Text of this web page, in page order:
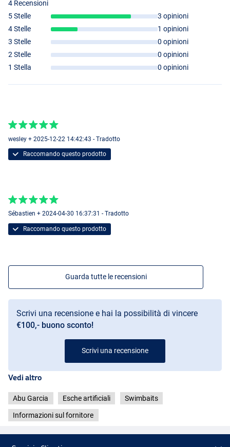
Red Sucker
4 Recensioni
5 Stelle
3 opinioni
4 Stelle
1 opinioni
3 Stelle
0 opinioni
2 Stelle
0 opinioni
1 Stella
0 opinioni
wesley + 2025-12-22 14:42:43 - Tradotto
Raccomando questo prodotto
Sébastien + 2024-04-30 16:37:31 - Tradotto
Raccomando questo prodotto
Guarda tutte le recensioni
Scrivi una recensione e hai la possibilità di vincere
€100,- buono sconto!
Scrivi una recensione
Vedi altro
Abu Garcia Esche artificiali Swimbaits
Informazioni sul fornitore